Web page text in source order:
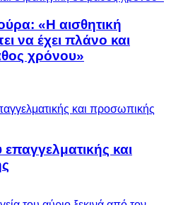
«Η αισθητική
να έχει πλάνο και
χρόνου»
και